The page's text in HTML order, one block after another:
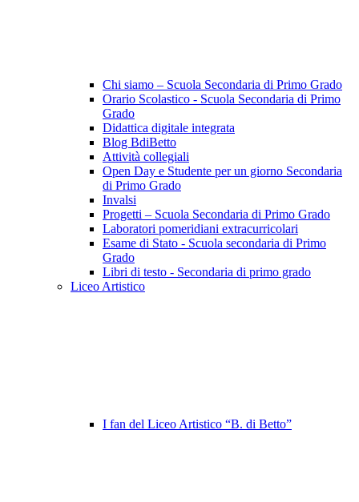
Chi siamo – Scuola Secondaria di Primo Grado
Orario Scolastico - Scuola Secondaria di Primo
Grado
Didattica digitale integrata
Blog BdiBetto
Attività collegiali
Open Day e Studente per un giorno Secondaria
di Primo Grado
Invalsi
Progetti – Scuola Secondaria di Primo Grado
Laboratori pomeridiani extracurricolari
Esame di Stato - Scuola secondaria di Primo
Grado
Libri di testo - Secondaria di primo grado
Liceo Artistico
I fan del Liceo Artistico “B. di Betto”